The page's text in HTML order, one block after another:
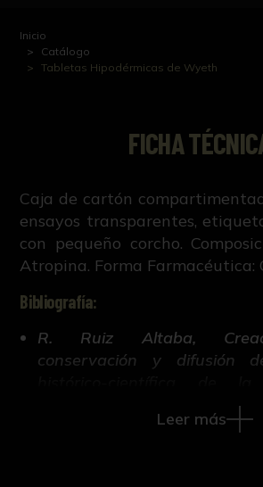
Inicio
Catálogo
Tabletas Hipodérmicas de Wyeth
FICHA
Caja de cartón
ensayos transparentes,
con pequeño corcho.
Atropina. Forma Farmacéutica:
Bibliografía:
R. Ruiz Altaba,
conservación y difusión
Farmacia de Sevilla (Tesis
421-663, Universidad de
Leer más